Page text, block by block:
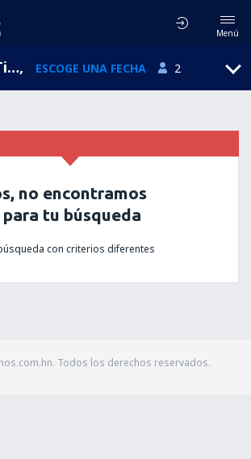
Menú
Tivat, Tivat, Tivat Municipality, Montenegro (TIV), ESCOGE UNA FECHA 2
no encontramos
tu búsqueda
con criterios diferentes
Todos los derechos reservados.